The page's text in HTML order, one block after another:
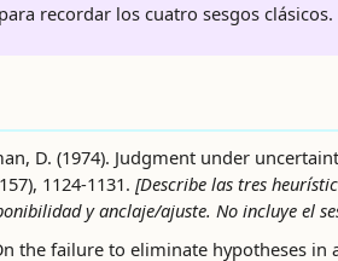
recordar los cuatro sesgos clásicos.
D. (1974). Judgment under
1124-1131. [Describe las tres
y anclaje/ajuste. No incluye el
the failure to eliminate hypotheses in